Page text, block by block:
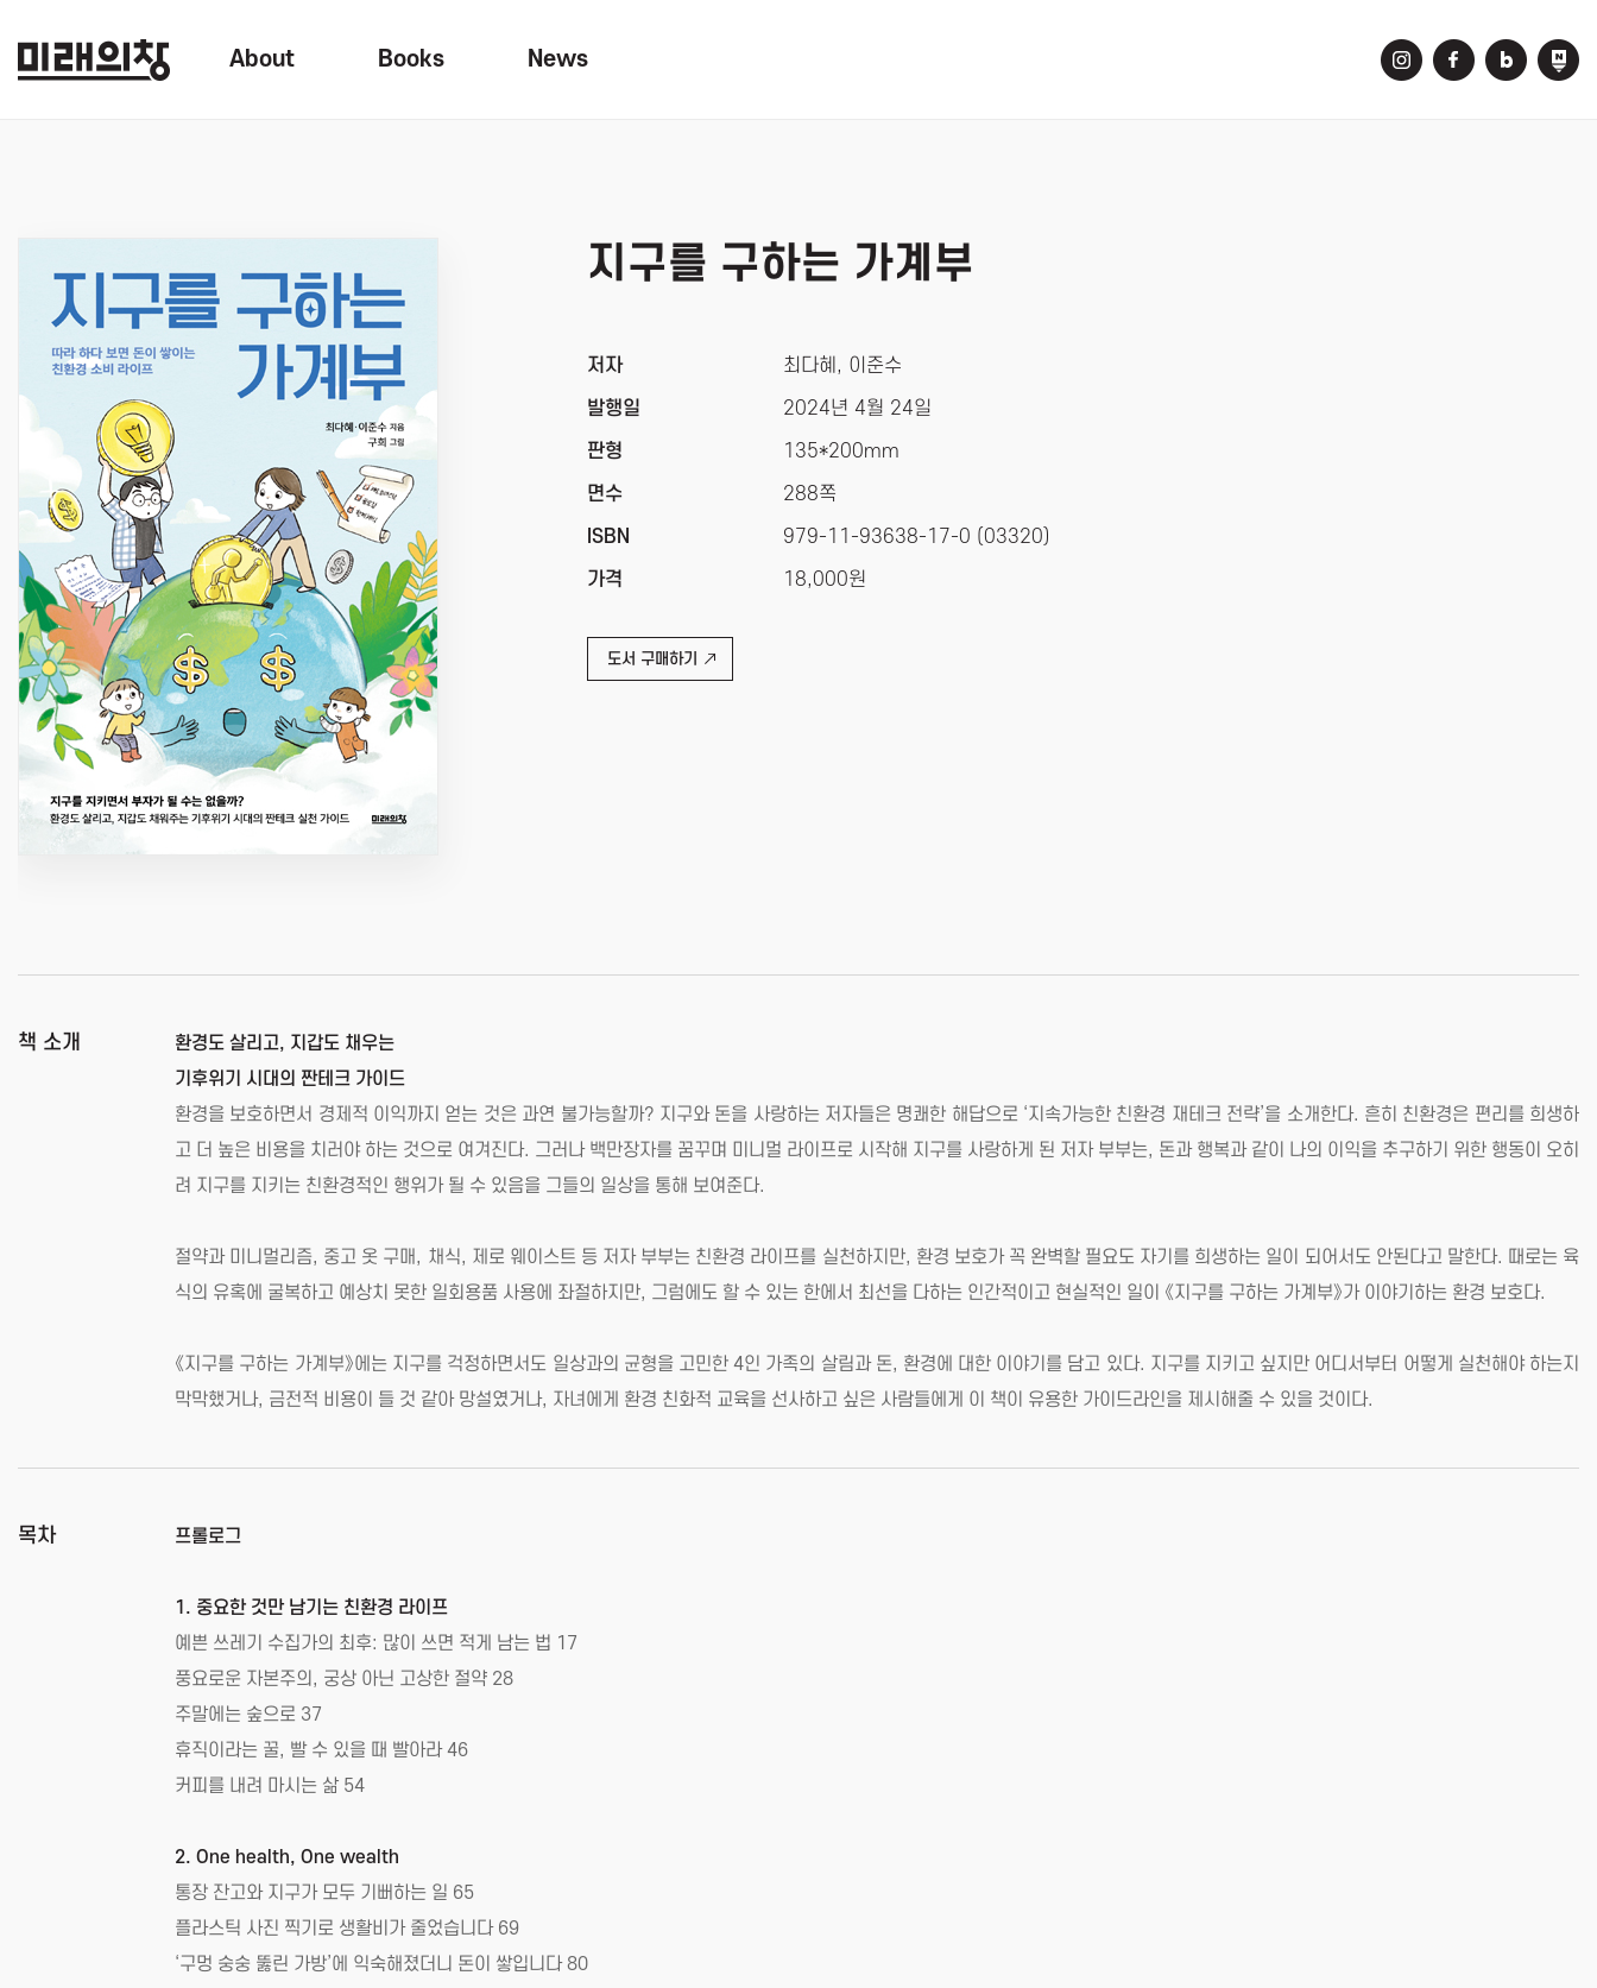
About Books News
지구를 구하는 가계부
저자
발행일
판형
면수
ISBN
가격
최다혜, 이준수
2024년 4월 24일
135*200mm
288쪽
979-11-93638-17-0 (03320)
18,000원
도서 구매하기
책 소개
환경도 살리고, 지갑도 채우는
기후위기 시대의 짠테크 가이드
환경을 보호하면서 경제적 이익까지 얻는 것은 과연 불가능할까? 지구와 돈을 사랑하는 저자들은 명쾌한 해답으로 ‘지속가능한 친환경 재테크 전략’을 소개한다. 흔히 친환경은 편리를 희생하
고 더 높은 비용을 치러야 하는 것으로 여겨진다. 그러나 백만장자를 꿈꾸며 미니멀 라이프로 시작해 지구를 사랑하게 된 저자 부부는, 돈과 행복과 같이 나의 이익을 추구하기 위한 행동이 오히
려 지구를 지키는 친환경적인 행위가 될 수 있음을 그들의 일상을 통해 보여준다.
절약과 미니멀리즘, 중고 옷 구매, 채식, 제로 웨이스트 등 저자 부부는 친환경 라이프를 실천하지만, 환경 보호가 꼭 완벽할 필요도 자기를 희생하는 일이 되어서도 안된다고 말한다. 때로는 육
식의 유혹에 굴복하고 예상치 못한 일회용품 사용에 좌절하지만, 그럼에도 할 수 있는 한에서 최선을 다하는 인간적이고 현실적인 일이 《지구를 구하는 가계부》가 이야기하는 환경 보호다.
《지구를 구하는 가계부》에는 지구를 걱정하면서도 일상과의 균형을 고민한 4인 가족의 살림과 돈, 환경에 대한 이야기를 담고 있다. 지구를 지키고 싶지만 어디서부터 어떻게 실천해야 하는지
막막했거나, 금전적 비용이 들 것 같아 망설였거나, 자녀에게 환경 친화적 교육을 선사하고 싶은 사람들에게 이 책이 유용한 가이드라인을 제시해줄 수 있을 것이다.
목차 프롤로그
1. 중요한 것만 남기는 친환경 라이프
예쁜 쓰레기 수집가의 최후: 많이 쓰면 적게 남는 법 17
풍요로운 자본주의, 궁상 아닌 고상한 절약 28
주말에는 숲으로 37
휴직이라는 꿀, 빨 수 있을 때 빨아라 46
커피를 내려 마시는 삶 54
2. One health, One wealth
통장 잔고와 지구가 모두 기뻐하는 일 65
플라스틱 사진 찍기로 생활비가 줄었습니다 69
‘구멍 숭숭 뚫린 가방’에 익숙해졌더니 돈이 쌓입니다 80